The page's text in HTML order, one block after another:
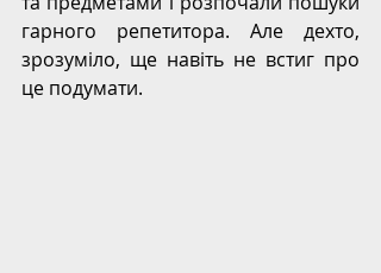
гарного репетитора. Але дехто,
зрозуміло, ще навіть не встиг про
це подумати.